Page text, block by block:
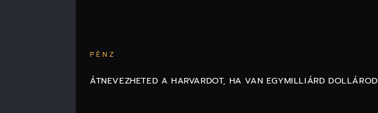
PÉNZ
ÁTNEVEZHETED A HARVARDOT, HA VAN EGYMILLIÁRD DOLLÁROD